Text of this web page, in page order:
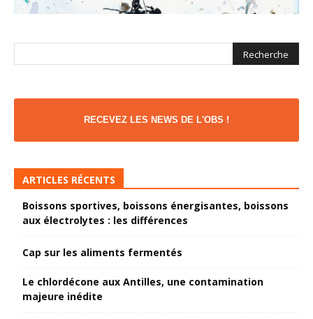
RECEVEZ LES NEWS DE L'OBS !
ARTICLES RÉCENTS
Boissons sportives, boissons énergisantes, boissons
aux électrolytes : les différences
Cap sur les aliments fermentés
Le chlordécone aux Antilles, une contamination
majeure inédite